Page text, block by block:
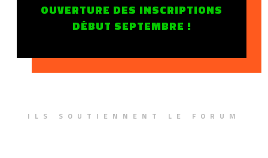
OUVERTURE DES INSCRIPTIONS
DÉBUT SEPTEMBRE !
ILS SOUTIENNENT LE FORUM